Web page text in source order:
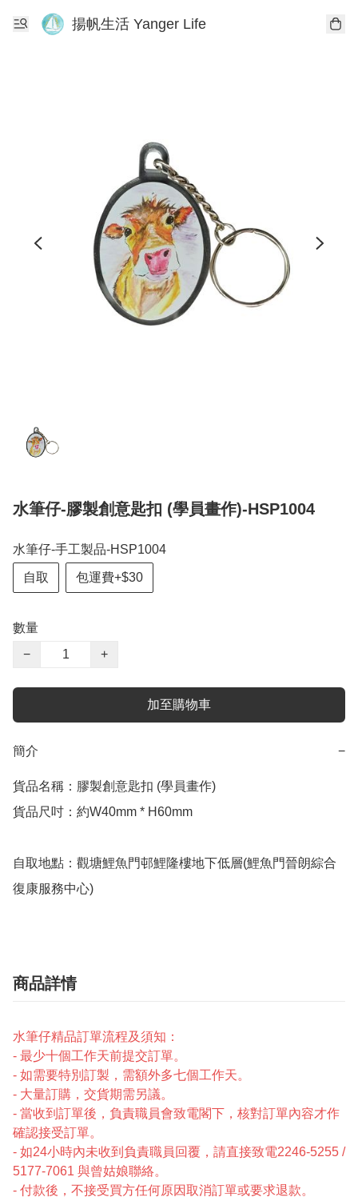
揚帆生活 Yanger Life
水筆仔-膠製創意匙扣 (學員畫作)-HSP1004
水筆仔-手工製品-HSP1004
自取 包運費+$30
數量
−
+
加至購物車
簡介 −
貨品名稱：膠製創意匙扣 (學員畫作)
貨品尺吋：約W40mm * H60mm
自取地點：觀塘鯉魚門邨鯉隆樓地下低層(鯉魚門晉朗綜合
復康服務中心)
商品詳情
水筆仔精品訂單流程及須知：
- 最少十個工作天前提交訂單。
- 如需要特別訂製，需額外多七個工作天。
- 大量訂購，交貨期需另議。
- 當收到訂單後，負責職員會致電閣下，核對訂單內容才作
確認接受訂單。
- 如24小時內未收到負責職員回覆，請直接致電2246-5255 /
5177-7061 與曾姑娘聯絡。
- 付款後，不接受買方任何原因取消訂單或要求退款。